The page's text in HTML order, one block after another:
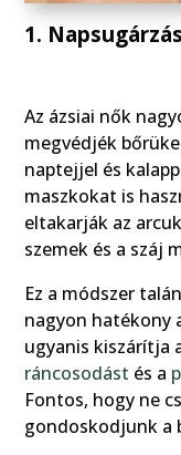
1.
Az ázsiai nők
megvédjék
naptejjel és
maszkokat is
eltakarják az
szemek és a száj
Ez a módszer
nagyon hatékony
ugyanis kiszárítja
ráncosodást és a
Fontos, hogy ne
gondoskodjunk a